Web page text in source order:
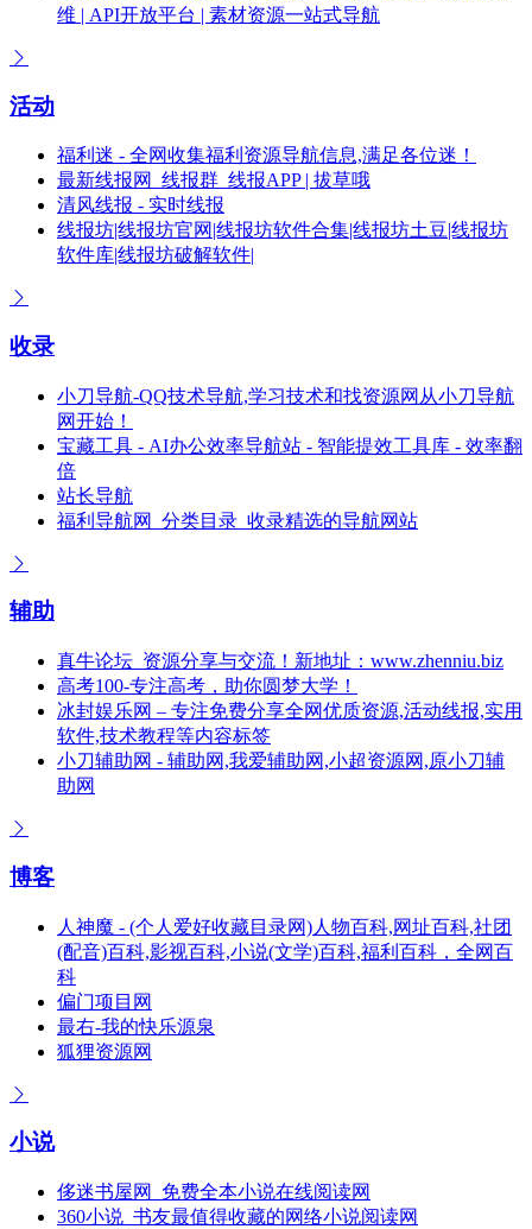
维 | API开放平台 | 素材资源一站式导航
活动
福利迷 - 全网收集福利资源导航信息,满足各位迷！
最新线报网_线报群_线报APP | 拔草哦
清风线报 - 实时线报
线报坊|线报坊官网|线报坊软件合集|线报坊土豆|线报坊
软件库|线报坊破解软件|
收录
小刀导航-QQ技术导航,学习技术和找资源网从小刀导航
网开始！
宝藏工具 - AI办公效率导航站 - 智能提效工具库 - 效率翻
倍
站长导航
福利导航网_分类目录_收录精选的导航网站
辅助
真牛论坛_资源分享与交流！新地址：www.zhenniu.biz
高考100-专注高考，助你圆梦大学！
冰封娱乐网 – 专注免费分享全网优质资源,活动线报,实用
软件,技术教程等内容标签
小刀辅助网 - 辅助网,我爱辅助网,小超资源网,原小刀辅
助网
博客
人神魔 - (个人爱好收藏目录网)人物百科,网址百科,社团
(配音)百科,影视百科,小说(文学)百科,福利百科，全网百
科
偏门项目网
最右-我的快乐源泉
狐狸资源网
小说
侈迷书屋网_免费全本小说在线阅读网
360小说_书友最值得收藏的网络小说阅读网